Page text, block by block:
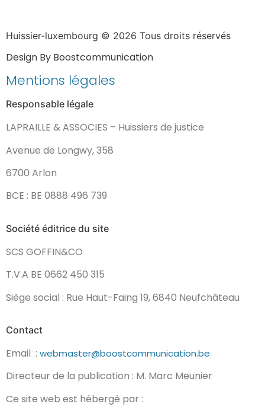
Huissier-luxembourg © 2026 Tous droits réservés
Design By Boostcommunication
Mentions légales
Responsable légale
LAPRAILLE & ASSOCIES – Huissiers de justice
Avenue de Longwy, 358
6700 Arlon
BCE : BE 0888 496 739
Société éditrice du site
SCS GOFFIN&CO
T.V.A BE 0662 450 315
Siège social : Rue Haut-Faing 19, 6840 Neufchâteau
Contact
Email : webmaster@boostcommunication.be
Directeur de la publication : M. Marc Meunier
Ce site web est hébergé par :